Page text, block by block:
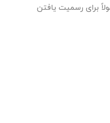
برای رسمیت یافتن